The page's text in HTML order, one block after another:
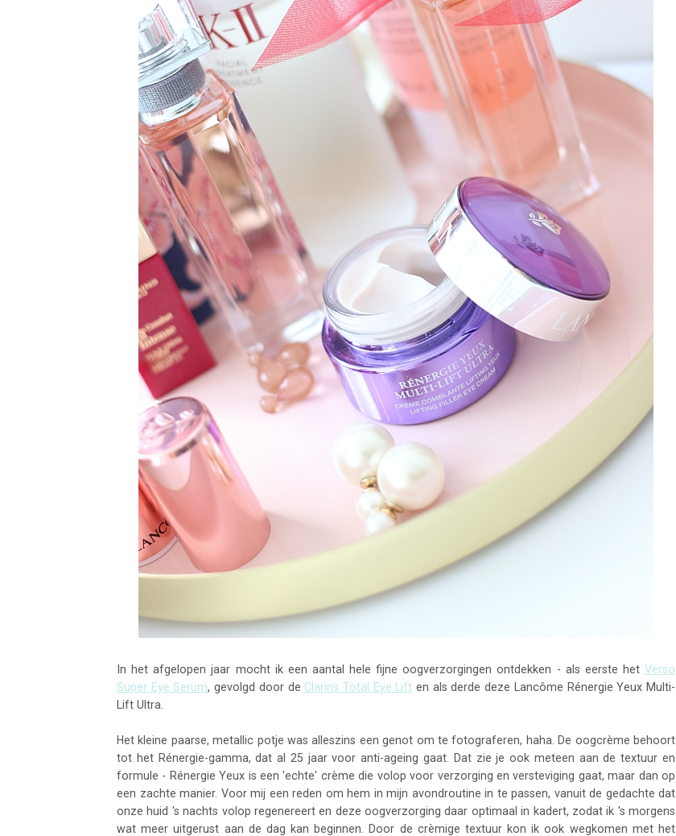
In het afgelopen jaar mocht ik een aantal hele fijne oogverzorgingen ontdekken - als eerste het Verso
Super Eye Serum, gevolgd door de Clarins Total Eye Lift en als derde deze Lancôme Rénergie Yeux Multi-
Lift Ultra.
Het kleine paarse, metallic potje was alleszins een genot om te fotograferen, haha. De oogcrème behoort
tot het Rénergie-gamma, dat al 25 jaar voor anti-ageing gaat. Dat zie je ook meteen aan de textuur en
formule - Rénergie Yeux is een 'echte' crème die volop voor verzorging en versteviging gaat, maar dan op
een zachte manier. Voor mij een reden om hem in mijn avondroutine in te passen, vanuit de gedachte dat
onze huid 's nachts volop regenereert en deze oogverzorging daar optimaal in kadert, zodat ik 's morgens
wat meer uitgerust aan de dag kan beginnen. Door de crèmige textuur kon ik ook wegkomen met het